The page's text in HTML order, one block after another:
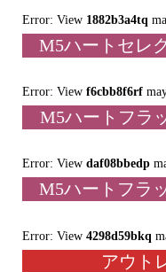
Error: View 1882b3a4tq
M5ハートセレ
Error: View f6cbb8f6rf
M5ハートフラ
Error: View daf08bbedp
M5ハートフラ
Error: View 4298d59bkq
アウト